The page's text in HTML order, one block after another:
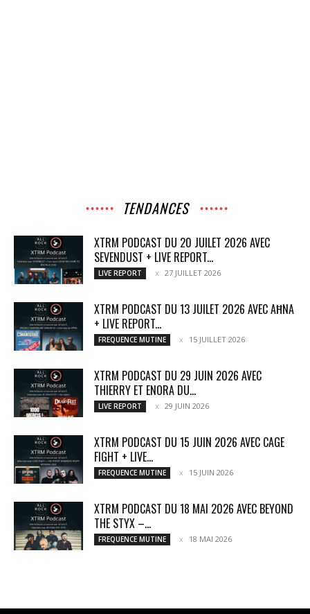
TENDANCES
XTRM PODCAST DU 20 JUILET 2026 AVEC
SEVENDUST + LIVE REPORT...
LIVE REPORT 27 JUILLET 2026
XTRM PODCAST DU 13 JUILET 2026 AVEC AĦNA
+ LIVE REPORT...
FREQUENCE MUTINE 15 JUILLET 2026
XTRM PODCAST DU 29 JUIN 2026 AVEC
THIERRY ET ENORA DU...
LIVE REPORT 29 JUIN 2026
XTRM PODCAST DU 15 JUIN 2026 AVEC CAGE
FIGHT + LIVE...
FREQUENCE MUTINE 15 JUIN 2026
XTRM PODCAST DU 18 MAI 2026 AVEC BEYOND
THE STYX –...
FREQUENCE MUTINE 18 MAI 2026